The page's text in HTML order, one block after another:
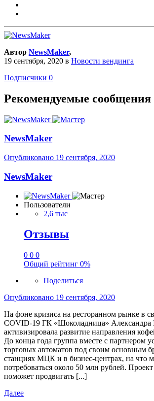
Автор NewsMaker,
19 сентября, 2020 в Новости вендинга
Подписчики 0
Рекомендуемые сообщения
NewsMaker
Опубликовано 19 сентября, 2020
NewsMaker
Пользователи
2,6 тыс
Отзывы
0 0 0
Общий рейтинг 0%
Поделиться
Опубликовано 19 сентября, 2020
На фоне кризиса на ресторанном рынке в
COVID-19 ГК «Шоколадница» Александра
активизировала развитие направления
До конца года группа вместе с партнером
торговых автоматов под своим основным
станциях МЦК и в бизнес-центрах, на что
потребоваться около 50 млн рублей.
поможет продвигать [...]
Далее